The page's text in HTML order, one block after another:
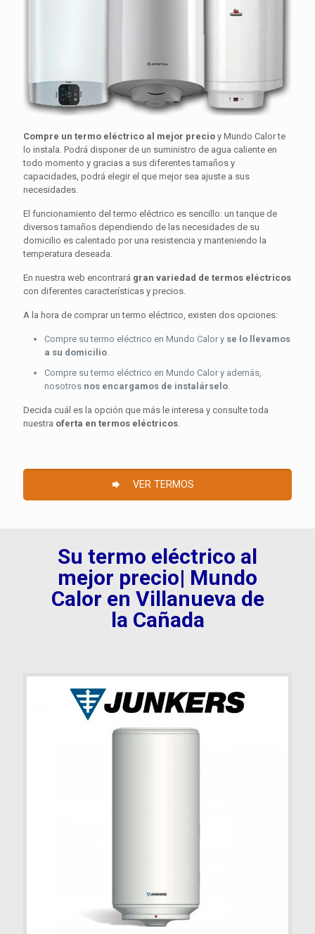
Compre un termo eléctrico al mejor precio y Mundo Calor te
lo instala. Podrá disponer de un suministro de agua caliente en
todo momento y gracias a sus diferentes tamaños y
capacidades, podrá elegir el que mejor sea ajuste a sus
necesidades.
El funcionamiento del termo eléctrico es sencillo: un tanque de
diversos tamaños dependiendo de las necesidades de su
domicilio es calentado por una resistencia y manteniendo la
temperatura deseada.
En nuestra web encontrará gran variedad de termos eléctricos
con diferentes características y precios.
A la hora de comprar un termo eléctrico, existen dos opciones:
Compre su termo eléctrico en Mundo Calor y se lo llevamos
a su domicilio.
Compre su termo eléctrico en Mundo Calor y además,
nosotros nos encargamos de instalárselo.
Decida cuál es la opción que más le interesa y consulte toda
nuestra oferta en termos eléctricos.
VER TERMOS
Su termo eléctrico al
mejor precio| Mundo
Calor en Villanueva de
la Cañada